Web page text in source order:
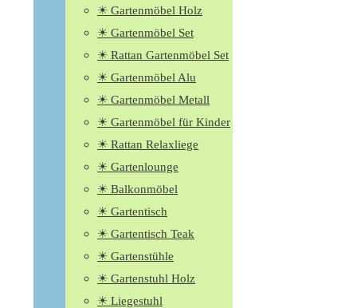
☀ Gartenmöbel Holz
☀ Gartenmöbel Set
☀ Rattan Gartenmöbel Set
☀ Gartenmöbel Alu
☀ Gartenmöbel Metall
☀ Gartenmöbel für Kinder
☀ Rattan Relaxliege
☀ Gartenlounge
☀ Balkonmöbel
☀ Gartentisch
☀ Gartentisch Teak
☀ Gartenstühle
☀ Gartenstuhl Holz
☀ Liegestuhl